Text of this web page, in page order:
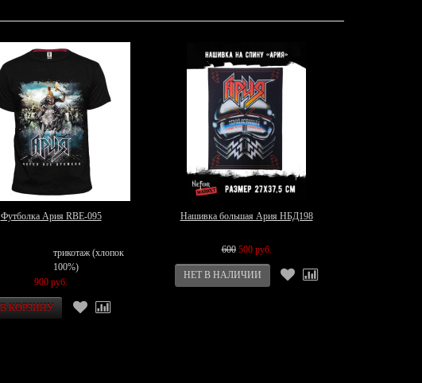
Футболка Ария RBE-095
трикотаж (хлопок
100%)
900 руб.
Нашивка большая Ария НБД198
600 500 руб.